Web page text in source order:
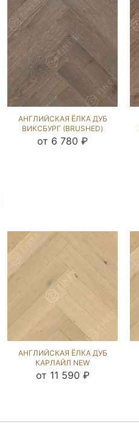
АНГЛИЙСКАЯ ЁЛКА ДУБ
ВИКСБУРГ (BRUSHED)
136520
от 6 780 ₽
АНГЛИЙСКАЯ ЁЛКА ДУБ
КАРЛАЙЛ NEW
(BRUSHED) 106621
от 11 590 ₽